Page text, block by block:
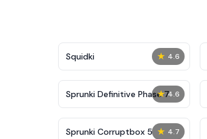
★ 4.6
Squidki
★ 4.6
Sprunki Definitive Phase 7
★ 4.7
Sprunki Corruptbox 5